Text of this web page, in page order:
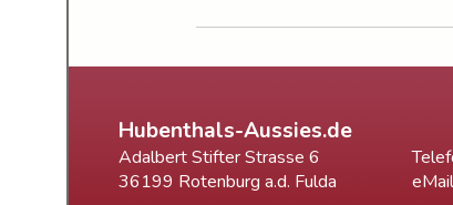
Hubenthals-Aussies.de
Adalbert Stifter Strasse 6
36199 Rotenburg a.d. Fulda